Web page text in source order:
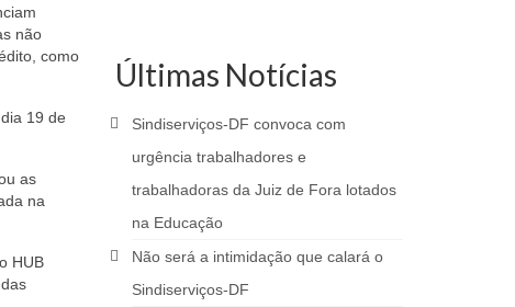
não
como
19 de
as
na
HUB
Últimas Notícias
Sindiserviços-DF convoca com
urgência trabalhadores e
trabalhadoras da Juiz de Fora lotados
na Educação
Não será a intimidação que calará o
Sindiserviços-DF